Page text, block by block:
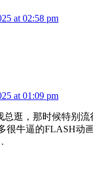
at 02:58 pm
at 01:09 pm
总逛，那时候特别
很牛逼的FLASH动